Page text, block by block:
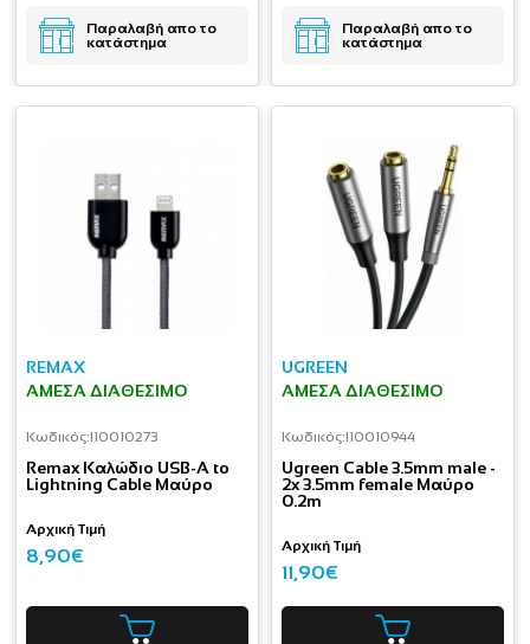
Παραλαβή απο το
κατάστημα
Παραλαβή απο το
κατάστημα
REMAX
ΆΜΕΣΑ ΔΙΑΘΈΣΙΜΟ
Κωδικός:I10010273
Remax Καλώδιο USB-A to
Lightning Cable Μαύρο
Αρχική Τιμή
8,90€
UGREEN
ΆΜΕΣΑ ΔΙΑΘΈΣΙΜΟ
Κωδικός:I10010944
Ugreen Cable 3.5mm male -
2x 3.5mm female Μαύρο
0.2m
Αρχική Τιμή
11,90€